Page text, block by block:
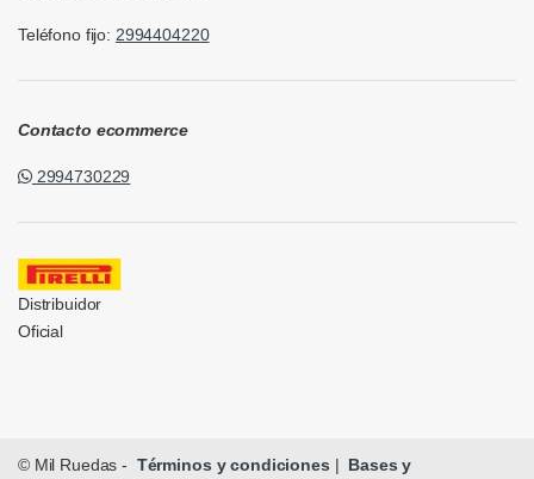
Teléfono fijo: 2994404220
Contacto ecommerce
2994730229
Distribuidor
Oficial
© Mil Ruedas - Términos y condiciones | Bases y